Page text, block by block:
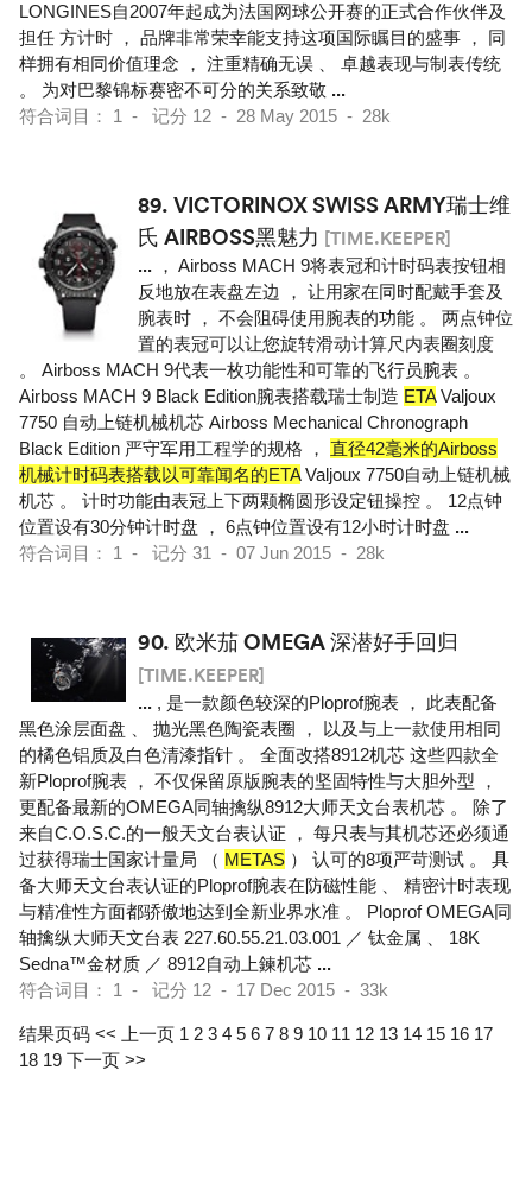
LONGINES自2007年起成为法国网球公开赛的正式合作伙伴及
担任 方计时 ， 品牌非常荣幸能支持这项国际瞩目的盛事 ， 同
样拥有相同价值理念 ， 注重精确无误 、 卓越表现与制表传统
。 为对巴黎锦标赛密不可分的关系致敬 ...
符合词目： 1 - 记分 12 - 28 May 2015 - 28k
89. VICTORINOX SWISS ARMY瑞士维
氏 AIRBOSS黑魅力 [TIME.KEEPER]
... ， Airboss MACH 9将表冠和计时码表按钮相
反地放在表盘左边 ， 让用家在同时配戴手套及
腕表时 ， 不会阻碍使用腕表的功能 。 两点钟位
置的表冠可以让您旋转滑动计算尺内表圈刻度
。 Airboss MACH 9代表一枚功能性和可靠的飞行员腕表 。
Airboss MACH 9 Black Edition腕表搭载瑞士制造 ETAValjoux
7750 自动上链机械机芯 Airboss Mechanical Chronograph
Black Edition 严守军用工程学的规格 ， 直径42毫米的Airboss
机械计时码表搭载以可靠闻名的ETAValjoux 7750自动上链机械
机芯 。 计时功能由表冠上下两颗椭圆形设定钮操控 。 12点钟
位置设有30分钟计时盘 ， 6点钟位置设有12小时计时盘 ...
符合词目： 1 - 记分 31 - 07 Jun 2015 - 28k
90. 欧米茄 OMEGA 深潜好手回归
[TIME.KEEPER]
... , 是一款颜色较深的Ploprof腕表 ， 此表配备
黑色涂层面盘 、 抛光黑色陶瓷表圈 ， 以及与上一款使用相同
的橘色铝质及白色清漆指针 。 全面改搭8912机芯 这些四款全
新Ploprof腕表 ， 不仅保留原版腕表的坚固特性与大胆外型 ，
更配备最新的OMEGA同轴擒纵8912大师天文台表机芯 。 除了
来自C.O.S.C.的一般天文台表认证 ， 每只表与其机芯还必须通
过获得瑞士国家计量局 （ METAS ） 认可的8项严苛测试 。 具
备大师天文台表认证的Ploprof腕表在防磁性能 、 精密计时表现
与精准性方面都骄傲地达到全新业界水准 。 Ploprof OMEGA同
轴擒纵大师天文台表 227.60.55.21.03.001 ／ 钛金属 、 18K
Sedna™金材质 ／ 8912自动上鍊机芯 ...
符合词目： 1 - 记分 12 - 17 Dec 2015 - 33k
结果页码 << 上一页 1 2 3 4 5 6 7 8 9 10 11 12 13 14 15 16 17
18 19 下一页 >>